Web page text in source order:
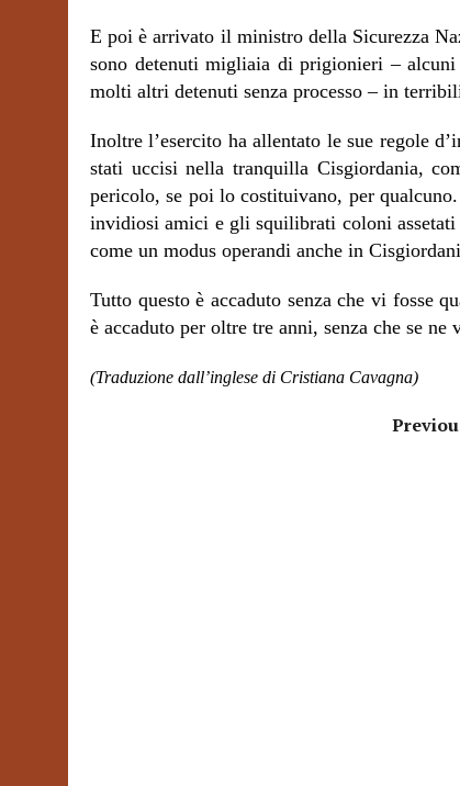
E poi è arrivato il ministro della Sicurezza
sono detenuti migliaia di prigionieri –
molti altri detenuti senza processo – in
Inoltre l’esercito ha allentato le sue regole
stati uccisi nella tranquilla Cisgiordania,
pericolo, se poi lo costituivano, per
invidiosi amici e gli squilibrati coloni
come un modus operandi anche in
Tutto questo è accaduto senza che vi fosse
è accaduto per oltre tre anni, senza che se
(Traduzione dall’inglese di Cristiana Cavagna)